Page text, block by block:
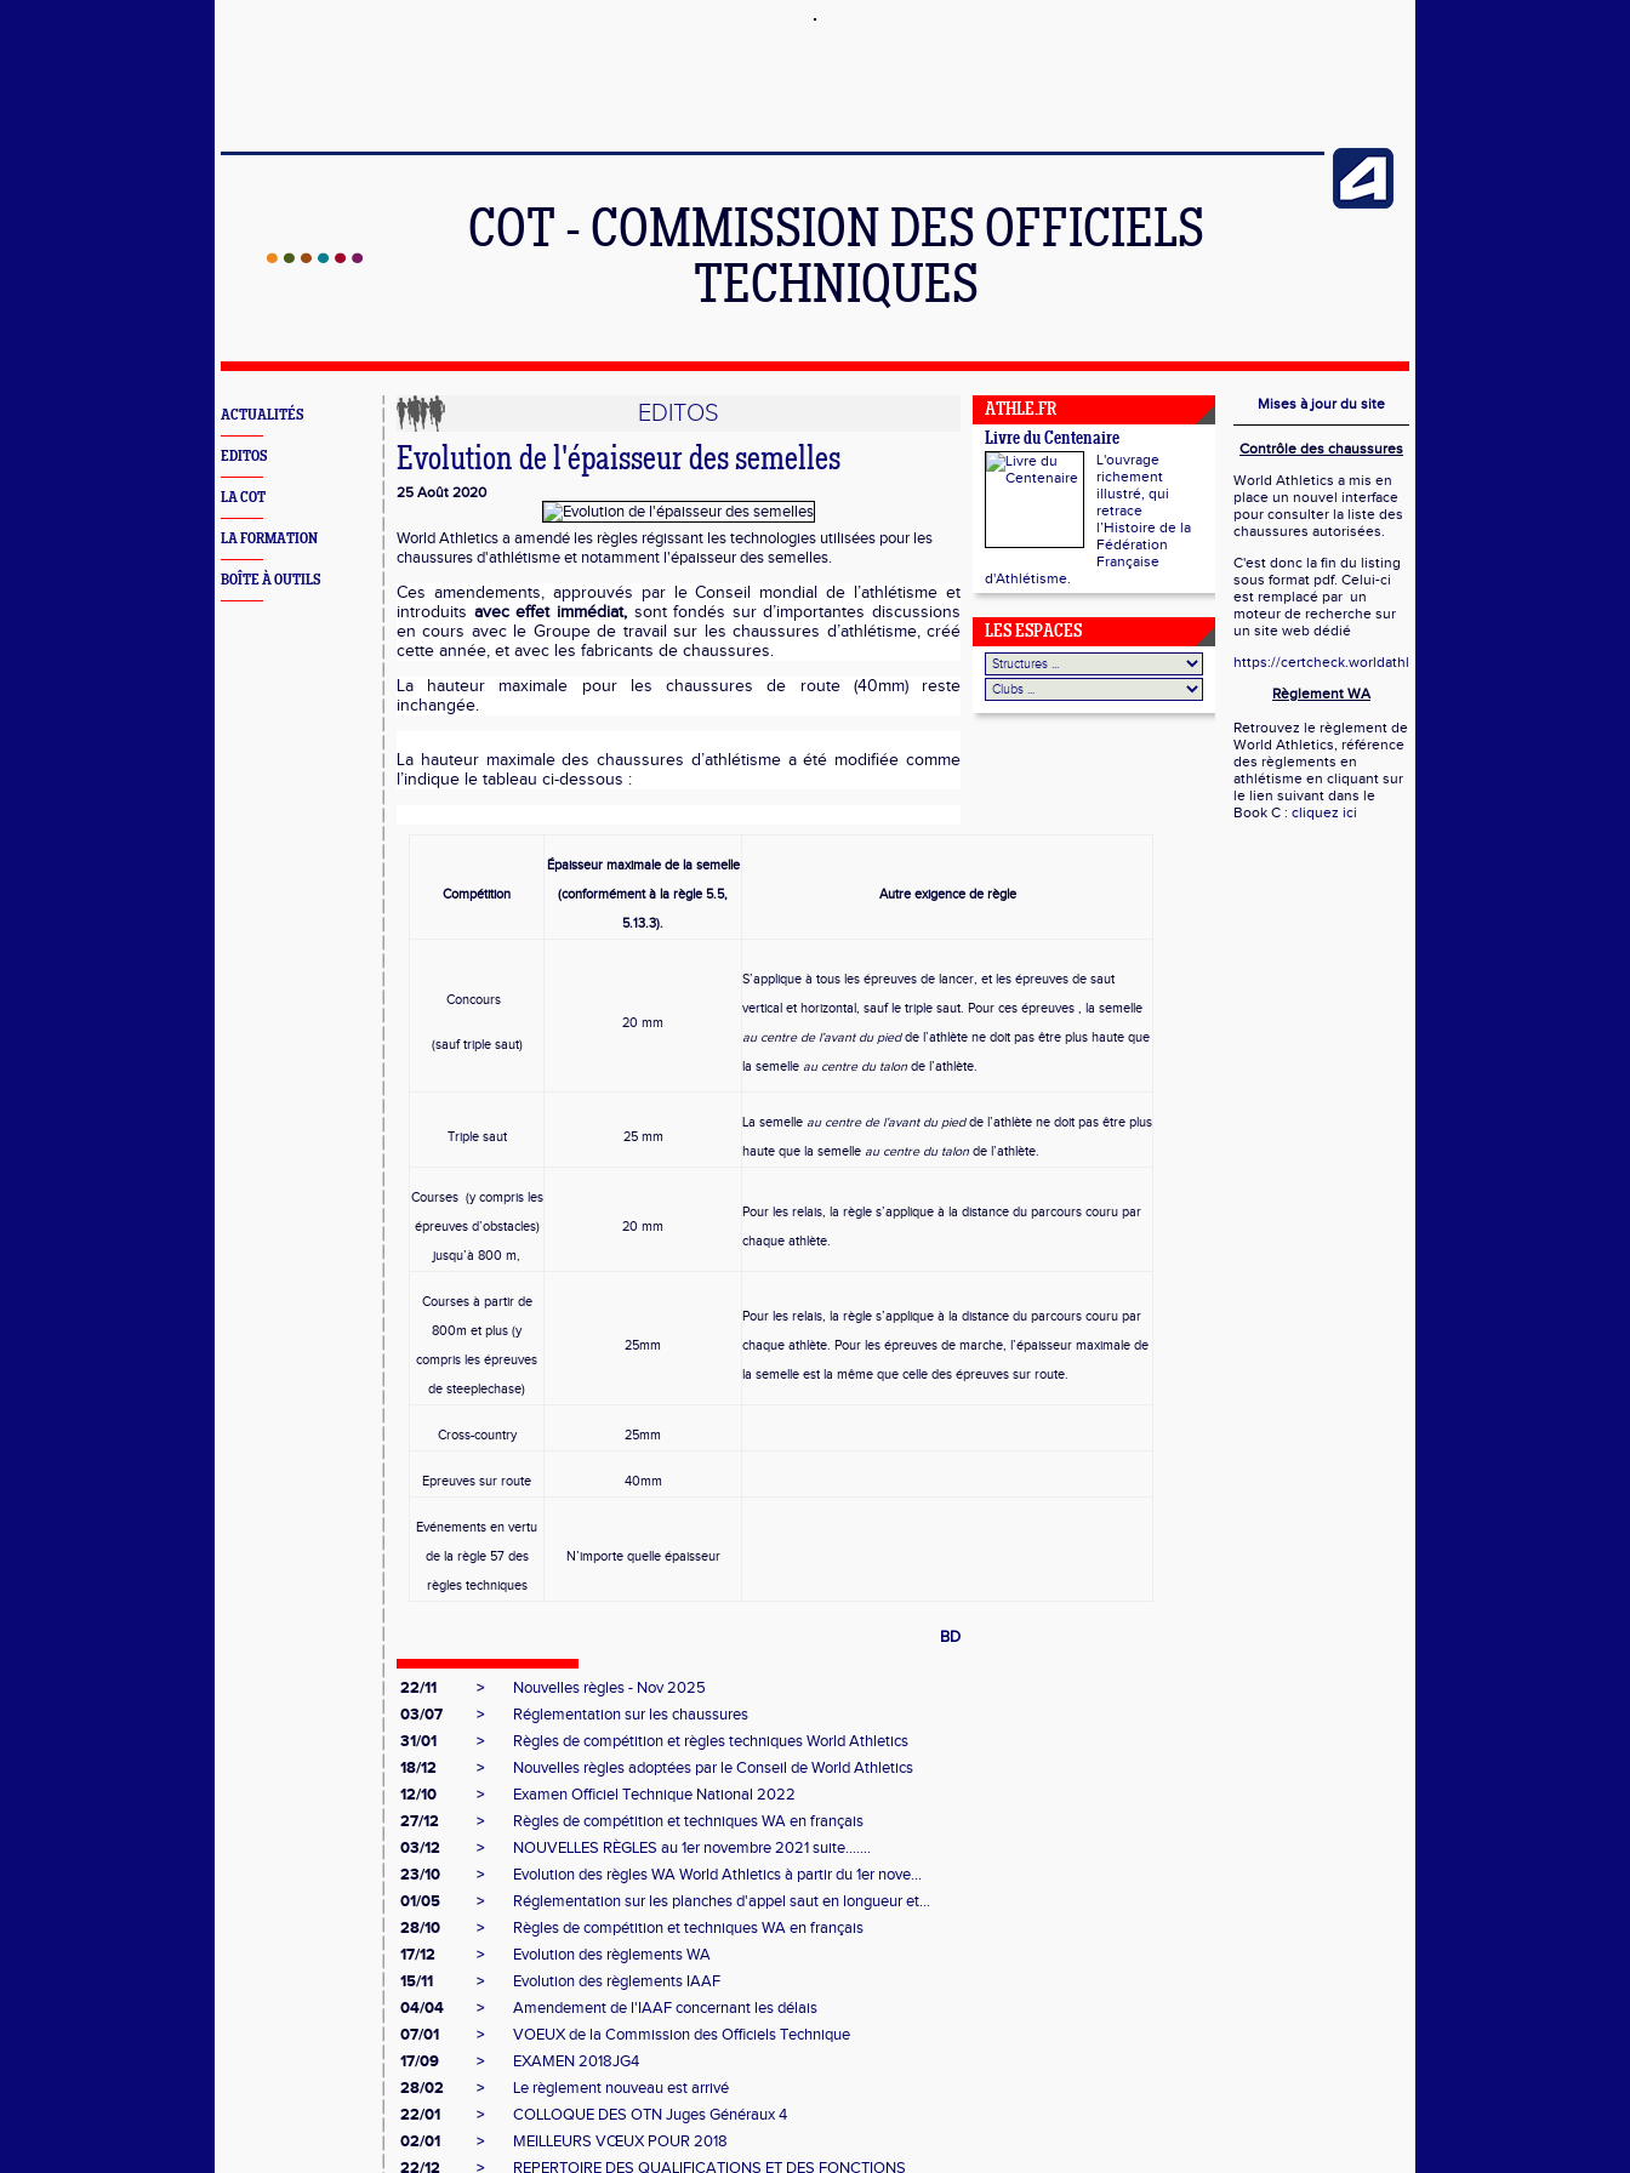
COT - COMMISSION DES OFFICIELS
TECHNIQUES
ACTUALITÉS
EDITOS
LA COT
LA FORMATION
BOÎTE À OUTILS
EDITOS
Evolution de l'épaisseur des semelles
25 Août 2020
World Athletics a amendé les règles régissant les technologies utilisées pour les
chaussures d'athlétisme et notamment l'épaisseur des semelles.
Ces amendements, approuvés par le Conseil mondial de l’athlétisme et
introduits avec effet immédiat,sont fondés sur d’importantes discussions
en cours avec le Groupe de travail sur les chaussures d’athlétisme, créé
cette année, et avec les fabricants de chaussures.
La hauteur maximale pour les chaussures de route (40mm) reste
inchangée.
La hauteur maximale des chaussures d’athlétisme a été modifiée comme
l’indique le tableau ci-dessous :
Compétition
Épaisseur maximale de la semelle
(conformément à la règle 5.5,
5.13.3).
Autre exigence de règle
Concours
(sauf triple saut)
20 mm
S’applique à tous les épreuves de lancer, et les épreuves de saut
vertical et horizontal, sauf le triple saut. Pour ces épreuves , la semelle
au centre de l’avant du piedde l’athlète ne doit pas être plus haute que
la semelle au centre du talon de l’athlète.
Triple saut 25 mm
La semelle au centre de l’avant du piedde l’athlète ne doit pas être plus
haute que la semelle au centre du talon de l’athlète.
Courses (y compris les
épreuves d’obstacles)
jusqu’à 800 m,
20 mm
Pour les relais, la règle s’applique à la distance du parcours couru par
chaque athlète.
Courses à partir de
800m et plus (y
compris les épreuves
de steeplechase)
25mm
Pour les relais, la règle s’applique à la distance du parcours couru par
chaque athlète. Pour les épreuves de marche, l’épaisseur maximale de
la semelle est la même que celle des épreuves sur route.
Cross-country 25mm
Epreuves sur route 40mm
Evénements en vertu
de la règle 57 des
règles techniques
N’importe quelle épaisseur
BD
22/11 >
Nouvelles règles - Nov 2025
03/07
>
Réglementation sur les chaussures
31/01
>
Règles de compétition et règles techniques World Athletics
18/12
>
Nouvelles règles adoptées par le Conseil de World Athletics
12/10
>
Examen Officiel Technique National 2022
27/12
>
Règles de compétition et techniques WA en français
03/12
>
NOUVELLES RÈGLES au 1er novembre 2021 suite.......
23/10
>
Evolution des règles WA World Athletics à partir du 1er nove...
01/05
>
Réglementation sur les planches d'appel saut en longueur et...
28/10
>
Règles de compétition et techniques WA en français
17/12
>
Evolution des règlements WA
15/11
>
Evolution des règlements IAAF
04/04
>
Amendement de l'IAAF concernant les délais
07/01
>
VOEUX de la Commission des Officiels Technique
17/09
>
EXAMEN 2018JG4
28/02
>
Le règlement nouveau est arrivé
22/01
>
COLLOQUE DES OTN Juges Généraux 4
02/01
>
MEILLEURS VŒUX POUR 2018
22/12
> REPERTOIRE DES QUALIFICATIONS ET DES FONCTIONS
ATHLE.FR
Livre du Centenaire
L'ouvrage
richement
illustré, qui
retrace
l’Histoire de la
Fédération
Française
d'Athlétisme.
LES ESPACES
Mises à jour du site
Contrôle des chaussures
World Athletics a mis en
place un nouvel interface
pour consulter la liste des
chaussures autorisées.
C'est donc la fin du listing
sous format pdf. Celui-ci
est remplacé par un
moteur de recherche sur
un site web dédié
https://certcheck.worldathletics.org/
Règlement WA
Retrouvez le règlement de
World Athletics, référence
des règlements en
athlétisme en cliquant sur
le lien suivant dans le
Book C : cliquez ici